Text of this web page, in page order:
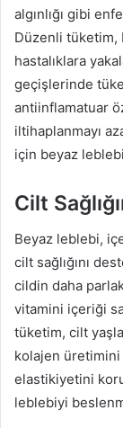
algınlığı gibi
Düzenli tüketim,
hastalıklara
geçişlerinde
antiinflamatuar
iltihaplanmayı
için beyaz
Cilt
Beyaz leblebi,
cilt sağlığını
cildin daha
vitamini içeriği
tüketim, cilt
kolajen
elastikiyetini
leblebiyi